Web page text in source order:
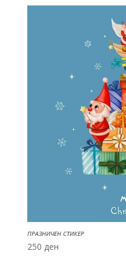
ПРАЗНИЧЕН СТИКЕР
250 ден